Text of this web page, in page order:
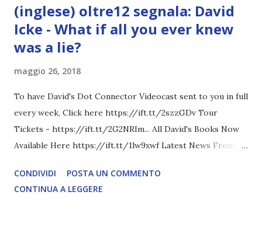
(inglese) oltre12 segnala: David
Icke - What if all you ever knew
was a lie?
maggio 26, 2018
To have David's Dot Connector Videocast sent to you in full
every week, Click here https://ift.tt/2szzGDv Tour
Tickets - https://ift.tt/2G2NRIm... All David's Books Now
Available Here https://ift.tt/1lw9xwf Latest News From
COMPLETO - fonte
CONDIVIDI
POSTA UN COMMENTO
CONTINUA A LEGGERE